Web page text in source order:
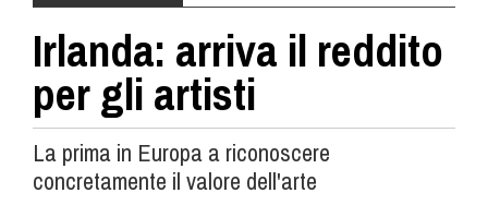
Irlanda: arriva il reddito
per gli artisti
La prima in Europa a riconoscere
concretamente il valore dell'arte